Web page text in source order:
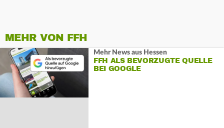
MEHR VON FFH
Mehr News aus Hessen
FFH ALS BEVORZUGTE QUELLE
BEI GOOGLE